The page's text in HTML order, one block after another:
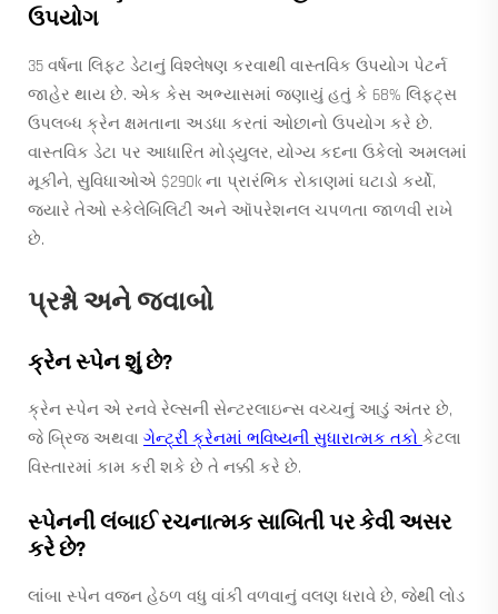
ઉપયોગ
35 વર્ષના લિફ્ટ ડેટાનું વિશ્લેષણ કરવાથી વાસ્તવિક ઉપયોગ પેટર્ન
જાહેર થાય છે. એક કેસ અભ્યાસમાં જણાયું હતું કે 68% લિફ્ટ્સ
ઉપલબ્ધ ક્રેન ક્ષમતાના અડધા કરતાં ઓછાનો ઉપયોગ કરે છે.
વાસ્તવિક ડેટા પર આધારિત મોડ્યુલર, યોગ્ય કદના ઉકેલો અમલમાં
મૂકીને, સુવિધાઓએ $290k ના પ્રારંભિક રોકાણમાં ઘટાડો કર્યો,
જ્યારે તેઓ સ્કેલેબિલિટી અને ઑપરેશનલ ચપળતા જાળવી રાખે
છે.
પ્રશ્નો અને જવાબો
ક્રેન સ્પેન શું છે?
ક્રેન સ્પેન એ રનવે રેલ્સની સેન્ટરલાઇન્સ વચ્ચનું આડું અંતર છે,
જે બ્રિજ અથવા ગેન્ટ્રી ક્રેનમાં ભવિષ્યની સુધારાત્મક તકો કેટલા
વિસ્તારમાં કામ કરી શકે છે તે નક્કી કરે છે.
સ્પેનની લંબાઈ રચનાત્મક સાબિતી પર કેવી અસર
કરે છે?
લાંબા સ્પેન વજન હેઠળ વધુ વાંકી વળવાનું વલણ ધરાવે છે, જેથી લોડ